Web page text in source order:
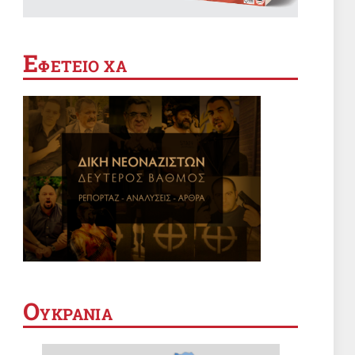
«κακιά μάνα» φύση
ΣΑΝ ΣΗΜΕΡΑ
Σαν σήμερα 4 Αυγούστου
4 Αυγ 2026, 00:01
Ζορίζονται από το μπλοκ της
Αντίστασης οι ξενόδουλοι αστοί
πολιτικοί της Βηρυτού
ΔΙΕΘΝΗ
Το Ιράν διαψεύδει ότι επήλθε
ΕΦΕΤΕΙΟ ΧΑ
ΟΥΚΡΑΝΙΑ